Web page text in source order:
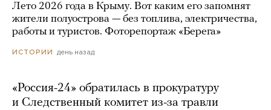
Лето 2026 года в Крыму. Вот каким его запомнят
жители полуострова — без топлива, электричества,
работы и туристов. Фоторепортаж «Берега»
ИСТОРИИ день назад
«Россия-24» обратилась в прокуратуру
и Следственный комитет из-за травли